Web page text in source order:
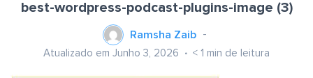
best-wordpress-podcast-plugins-image (3)
Ramsha Zaib
Atualizado em Junho 3, 2026 < 1 min de leitura